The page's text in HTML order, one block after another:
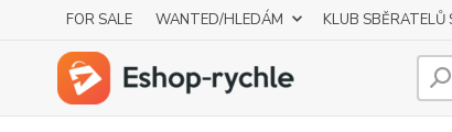
FOR SALE WANTED/HLEDÁM KLUB SBĚRATELŮ